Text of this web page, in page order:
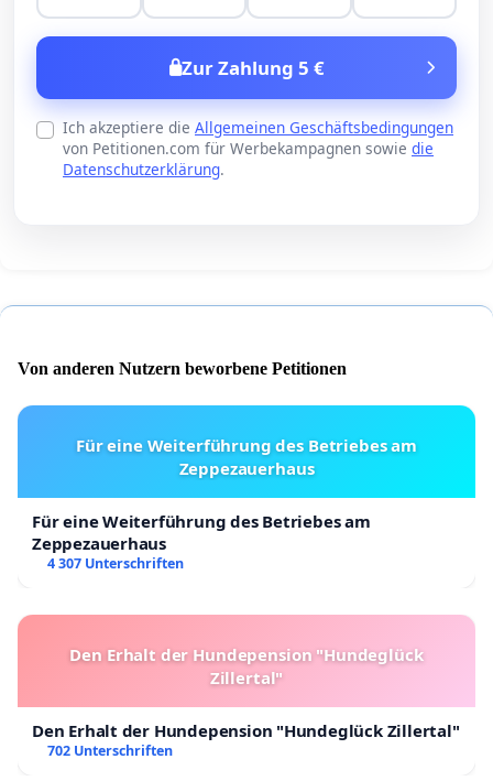
Zur Zahlung 5 €
Ich akzeptiere die Allgemeinen Geschäftsbedingungen
von Petitionen.com für Werbekampagnen sowie die
Datenschutzerklärung.
Von anderen Nutzern beworbene Petitionen
Für eine Weiterführung des Betriebes am
Zeppezauerhaus
Für eine Weiterführung des Betriebes am
Zeppezauerhaus
4 307 Unterschriften
Den Erhalt der Hundepension "Hundeglück
Zillertal"
Den Erhalt der Hundepension "Hundeglück Zillertal"
702 Unterschriften